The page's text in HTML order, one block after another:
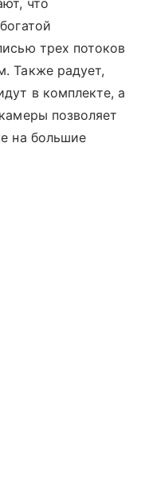
трех потоков
Также радует,
в комплекте, а
позволяет
на большие